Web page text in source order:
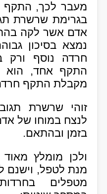
מעבר לכך, התקף
בגרימת שרשרת
אדם אשר לקה
נמצא בסיכון
חרדה נוסף ורק
התקף אחד, הוא
מקבלת התקף
זוהי שרשרת
לנצח במוחו של
בזמן ובהתאם.
ולכן מומלץ
מנת לטפל,
מטפלים